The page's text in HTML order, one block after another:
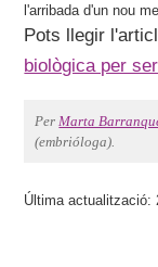
l'arribada d'un nou
Pots llegir
biològica per
PerMarta
(embrióloga).
Última actualització: